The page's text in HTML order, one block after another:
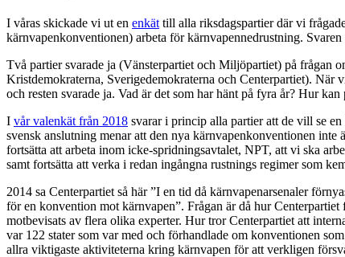
I våras skickade vi ut en enkät till alla riksdagspartier där vi
kärnvapenkonventionen) arbeta för kärnvapennedrustning.
Två partier svarade ja (Vänsterpartiet och Miljöpartiet) på frågan
Kristdemokraterna, Sverigedemokraterna och Centerpartiet). När
och resten svarade ja. Vad är det som har hänt på fyra år? Hur
I vår valenkät från 2018 svarar i princip alla partier att de vill se
svensk anslutning menar att den nya kärnvapenkonventionen
fortsätta att arbeta inom icke-spridningsavtalet, NPT, att vi ska
samt fortsätta att verka i redan ingångna rustnings regimer som
2014 sa Centerpartiet så här ”I en tid då kärnvapenarsenaler
för en konvention mot kärnvapen”. Frågan är då hur
motbevisats av flera olika experter. Hur tror Centerpartiet att
var 122 stater som var med och förhandlade om konventionen
allra viktigaste aktiviteterna kring kärnvapen för att verkligen